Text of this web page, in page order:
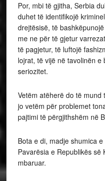
Por, mbi të gjitha, Serbia
duhet të identifikojë
drejtësisë, të
me ne për të gjetur
të pagjetur, të luftojë
lojrat, të vijë në tavolinën
seriozitet.
Vetëm atëherë do të mund
jo vetëm për problemet
pajtimi të përgjithshëm në
Bota e di, madje shumica
Pavarësia e Republikës së
mbaruar.